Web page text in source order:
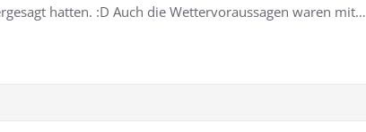
hatten. :D Auch die Wettervoraussagen waren mit…